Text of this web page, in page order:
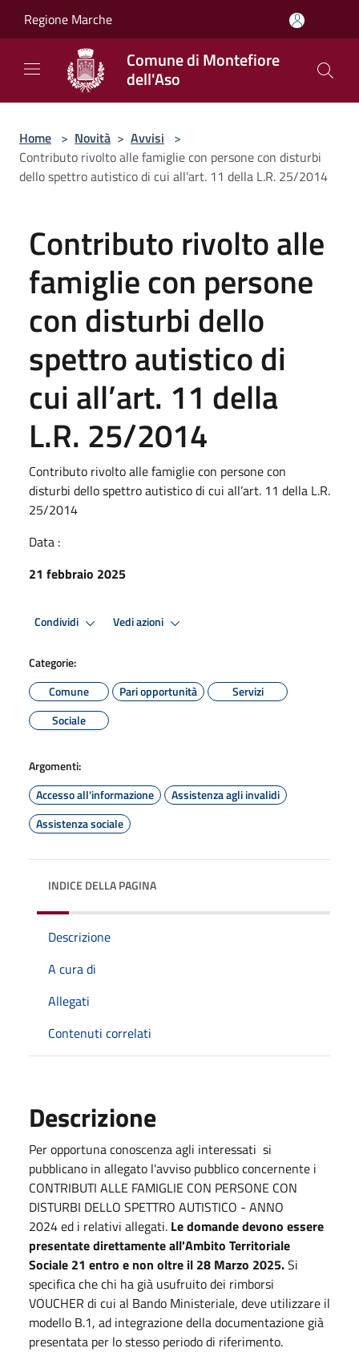
Regione Marche
Comune di Montefiore
dell'Aso
Home > Novità > Avvisi >
Contributo rivolto alle famiglie con persone con disturbi
dello spettro autistico di cui all’art. 11 della L.R. 25/2014
Contributo rivolto alle
famiglie con persone
con disturbi dello
spettro autistico di
cui all’art. 11 della
L.R. 25/2014
Contributo rivolto alle famiglie con persone con
disturbi dello spettro autistico di cui all’art. 11 della L.R.
25/2014
Data :
21 febbraio 2025
Condividi Vedi azioni
Categorie:
Comune
Pari opportunità
Servizi
Sociale
Argomenti:
Accesso all'informazione
Assistenza agli invalidi
Assistenza sociale
INDICE DELLA PAGINA
Descrizione
A cura di
Allegati
Contenuti correlati
Descrizione
Per opportuna conoscenza agli interessati si
pubblicano in allegato l'avviso pubblico concernente i
CONTRIBUTI ALLE FAMIGLIE CON PERSONE CON
DISTURBI DELLO SPETTRO AUTISTICO - ANNO
2024 ed i relativi allegati. Le domande devono essere
presentate direttamente all'Ambito Territoriale
Sociale 21 entro e non oltre il 28 Marzo 2025.Si
specifica che chi ha già usufruito dei rimborsi
VOUCHER di cui al Bando Ministeriale, deve utilizzare il
modello B.1, ad integrazione della documentazione già
presentata per lo stesso periodo di riferimento.